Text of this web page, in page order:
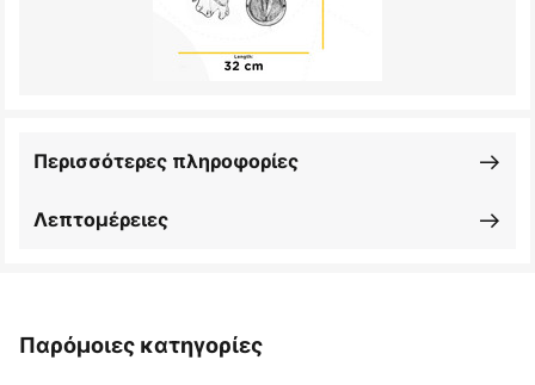
Λεπτομέρειες
Περισσότερες πληροφορίες
Παρόμοιες κατηγορίες